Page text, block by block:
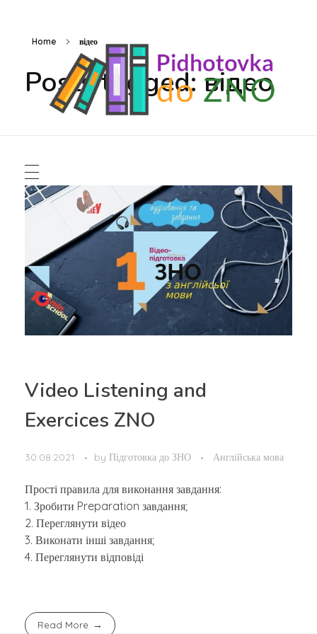
Home відео
Posts tagged: відео
Video Listening and
Exercices ZNO
30.08.2021 by Підготовка до ЗНО Англійська мова
Прості правила для виконання завдання:
1. Зробити Preparation завдання;
2. Переглянути відео
3. Виконати інші завдання;
4. Переглянути відповіді
Read More